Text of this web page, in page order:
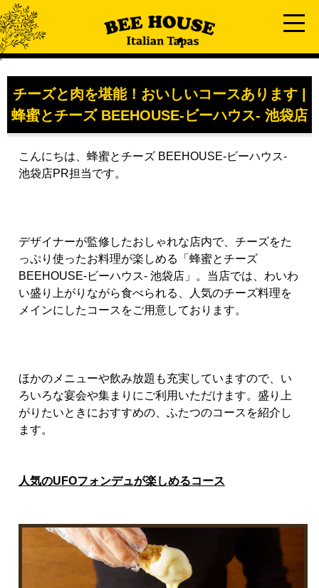
チーズと肉を堪能！おいしいコースあります |
蜂蜜とチーズ BEEHOUSE-ビーハウス- 池袋店
こんにちは、蜂蜜とチーズ BEEHOUSE-ビーハウス-
池袋店PR担当です。
デザイナーが監修したおしゃれな店内で、チーズをた
っぷり使ったお料理が楽しめる「蜂蜜とチーズ
BEEHOUSE-ビーハウス- 池袋店」。当店では、わいわ
い盛り上がりながら食べられる、人気のチーズ料理を
メインにしたコースをご用意しております。
ほかのメニューや飲み放題も充実していますので、い
ろいろな宴会や集まりにご利用いただけます。盛り上
がりたいときにおすすめの、ふたつのコースを紹介し
ます。
人気のUFOフォンデュが楽しめるコース